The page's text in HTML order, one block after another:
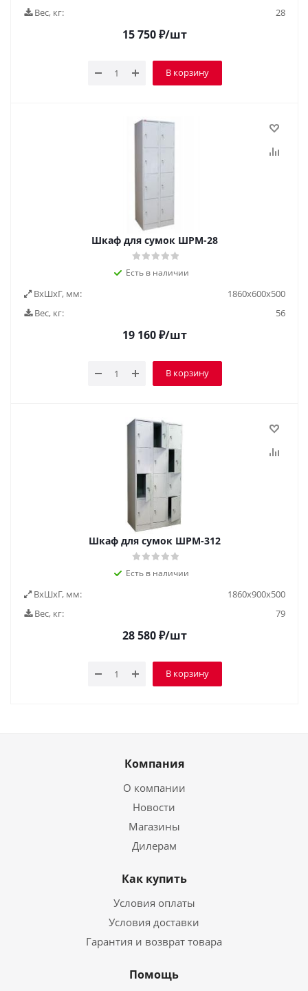
Вес, кг:
28
15 750₽/шт
В корзину
Шкаф для сумок ШРМ-28
Есть в наличии
ВxШxГ, мм:
1860х600х500
Вес, кг:
56
19 160₽/шт
В корзину
Шкаф для сумок ШРМ-312
Есть в наличии
ВxШxГ, мм:
1860х900х500
Вес, кг:
79
28 580₽/шт
В корзину
Компания
О компании
Новости
Магазины
Дилерам
Как купить
Условия оплаты
Условия доставки
Гарантия и возврат товара
Помощь